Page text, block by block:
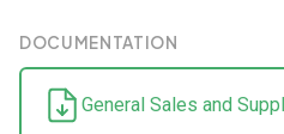
DOCUMENTATION
General Sales and